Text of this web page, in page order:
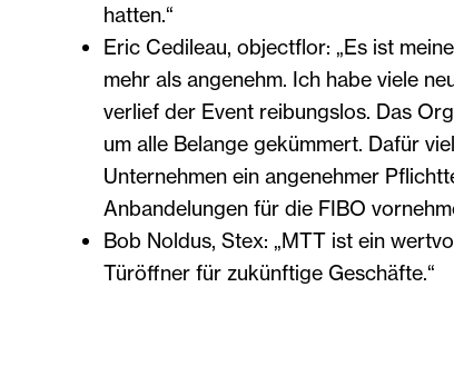
hatten.“
Eric Cedileau, objectflor: „Es ist
mehr als angenehm. Ich habe viele
verlief der Event reibungslos. Das
um alle Belange gekümmert. Dafür
Unternehmen ein angenehmer
Anbandelungen für die FIBO
Bob Noldus, Stex: „MTT ist ein
Türöffner für zukünftige Geschäfte.“